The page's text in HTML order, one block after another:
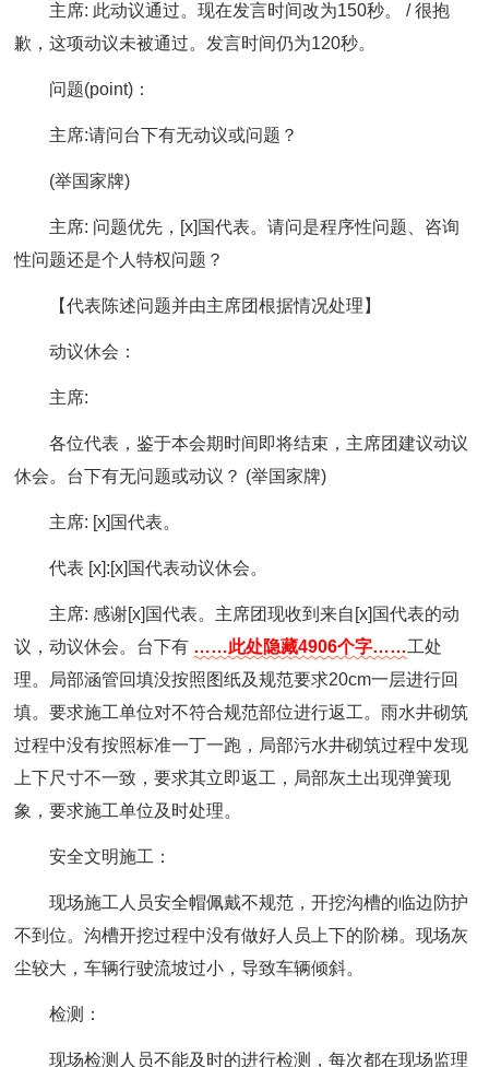
主席: 此动议通过。现在发言时间改为150秒。 / 很抱
歉，这项动议未被通过。发言时间仍为120秒。
问题(point)：
主席:请问台下有无动议或问题？
(举国家牌)
主席: 问题优先，[x]国代表。请问是程序性问题、咨询
性问题还是个人特权问题？
【代表陈述问题并由主席团根据情况处理】
动议休会：
主席:
各位代表，鉴于本会期时间即将结束，主席团建议动议
休会。台下有无问题或动议？ (举国家牌)
主席: [x]国代表。
代表 [x]:[x]国代表动议休会。
主席: 感谢[x]国代表。主席团现收到来自[x]国代表的动
议，动议休会。台下有 ……此处隐藏4906个字……工处
理。局部涵管回填没按照图纸及规范要求20cm一层进行回
填。要求施工单位对不符合规范部位进行返工。雨水井砌筑
过程中没有按照标准一丁一跑，局部污水井砌筑过程中发现
上下尺寸不一致，要求其立即返工，局部灰土出现弹簧现
象，要求施工单位及时处理。
安全文明施工：
现场施工人员安全帽佩戴不规范，开挖沟槽的临边防护
不到位。沟槽开挖过程中没有做好人员上下的阶梯。现场灰
尘较大，车辆行驶流坡过小，导致车辆倾斜。
检测：
现场检测人员不能及时的进行检测，每次都在现场监理